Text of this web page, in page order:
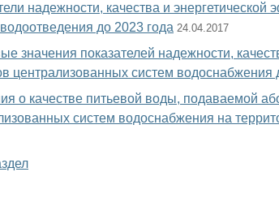
надежности, качества и
до 2023 года 24.04.2017
значения показателей надежности,
централизованных систем водоснабжения
о качестве питьевой воды, подаваемой
систем водоснабжения на